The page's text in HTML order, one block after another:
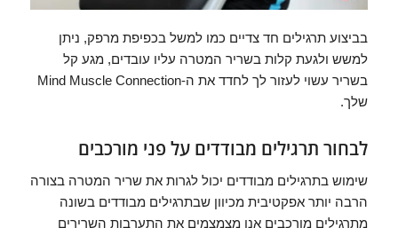
בביצוע תרגילים חד צדיים כמו למשל בכפיפת מרפק, ניתן
למשש ולגעת קלות בשריר המטרה עליו עובדים, מגע קל
בשריר עשוי לעזור לך לחדד את ה-Mind Muscle Connection
שלך.
לבחור תרגילים מבודדים על פני מורכבים
שימוש בתרגילים מבודדים יכול לגרות את שריר המטרה בצורה
הרבה יותר אפקטיבית מכיוון שבתרגילים מבודדים בשונה
מתרגילים מורכבים אנו מצמצמים את התערבות השרירים